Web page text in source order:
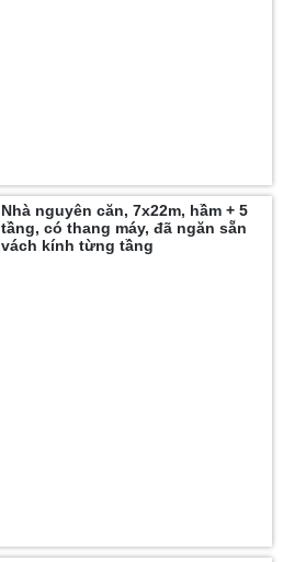
Nhà nguyên căn, 7x22m, hầm + 5
tầng, có thang máy, đã ngăn sẵn
vách kính từng tầng